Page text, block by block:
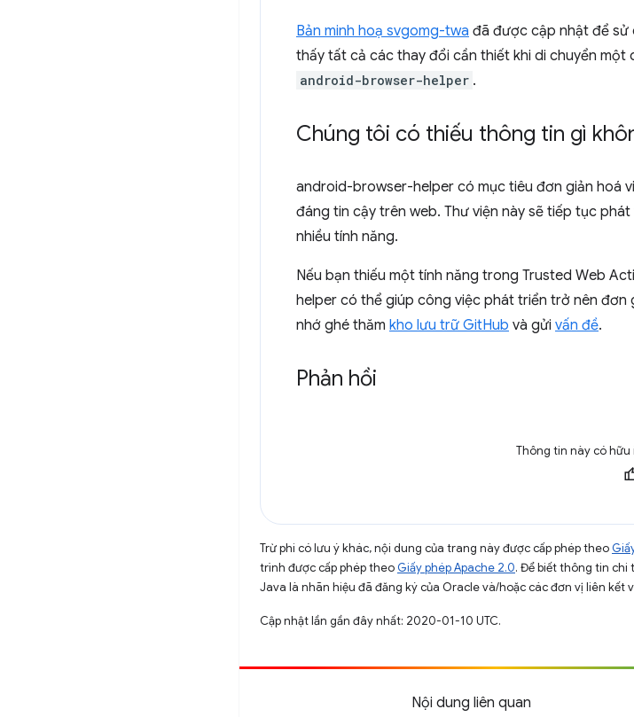
Bản minh hoạ svgomg-twa đã được cập nhật để
thấy tất cả các thay đổi cần thiết khi di chuyển một
android-browser-helper .
Chúng tôi có thiếu thông tin gì
android-browser-helper có mục tiêu đơn giản hoá
đáng tin cậy trên web. Thư viện này sẽ tiếp tục
nhiều tính năng.
Nếu bạn thiếu một tính năng trong Trusted Web
helper có thể giúp công việc phát triển trở nên
nhớ ghé thăm kho lưu trữ GitHub và gửi vấn đề.
Phản hồi
Thông tin này có hữu
Trừ phi có lưu ý khác, nội dung của trang này được cấp phép theo
trình được cấp phép theo Giấy phép Apache 2.0. Để biết thông tin chi
Java là nhãn hiệu đã đăng ký của Oracle và/hoặc các đơn vị liên kết
Cập nhật lần gần đây nhất: 2020-01-10 UTC.
Nội dung liên quan